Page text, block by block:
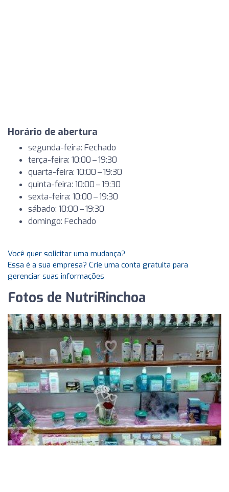
Horário de abertura
segunda-feira: Fechado
terça-feira: 10:00 – 19:30
quarta-feira: 10:00 – 19:30
quinta-feira: 10:00 – 19:30
sexta-feira: 10:00 – 19:30
sábado: 10:00 – 19:30
domingo: Fechado
Você quer solicitar uma mudança?
Essa é a sua empresa? Crie uma conta gratuita para
gerenciar suas informações
Fotos de NutriRinchoa